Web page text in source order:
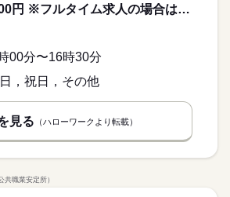
1,100円〜1,100円 ※フルタイム求人の場合は月額（換算額）、パート求人の場合は時間額を表示しています。
00分〜16時30分
，祝日，その他
見る （ハローワークより転載）
職業安定所）